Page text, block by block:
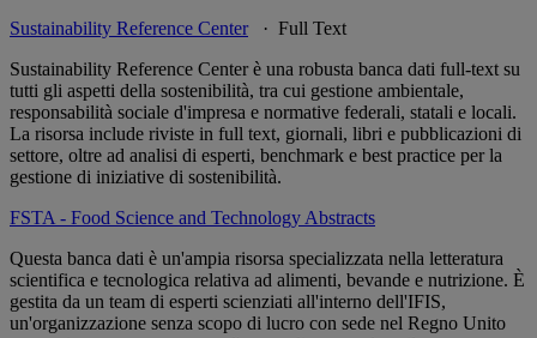
Sustainability Reference Center
· Full Text
Sustainability Reference Center è una robusta banca dati full-text su
tutti gli aspetti della sostenibilità, tra cui gestione ambientale,
responsabilità sociale d'impresa e normative federali, statali e locali.
La risorsa include riviste in full text, giornali, libri e pubblicazioni di
settore, oltre ad analisi di esperti, benchmark e best practice per la
gestione di iniziative di sostenibilità.
FSTA - Food Science and Technology Abstracts
Questa banca dati è un'ampia risorsa specializzata nella letteratura
scientifica e tecnologica relativa ad alimenti, bevande e nutrizione. È
gestita da un team di esperti scienziati all'interno dell'IFIS,
un'organizzazione senza scopo di lucro con sede nel Regno Unito